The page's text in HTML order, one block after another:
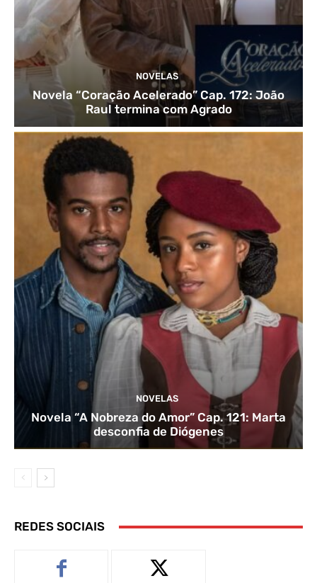
NOVELAS
Novela “Coração Acelerado” Cap. 172: João
Raul termina com Agrado
NOVELAS
Novela “A Nobreza do Amor” Cap. 121: Marta
desconfia de Diógenes
REDES SOCIAIS